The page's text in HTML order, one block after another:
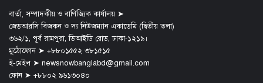
বার্তা, সম্পাদকীয় ও বাণিজ্যিক কার্যালয় ➤
জেডআরসি বিজকন ও দ্য নিউজম্যান একাডেমি (দ্বিতীয় তলা)
৩৬২/১, পূর্ব রামপুরা, ডিআইডি রোড, ঢাকা-১২১৯।
মুঠোফোন ➤ +৮৮০১৫৫২ ৩৮১৫১৫
ই-মেইল ➤ newsnowbanglabd@gmail.com
ফোন ➤ +৮৮০২ ৯৬১৩০৪০